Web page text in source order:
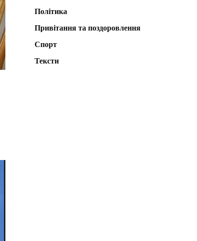
Політика
Привітання та поздоровлення
Спорт
Тексти